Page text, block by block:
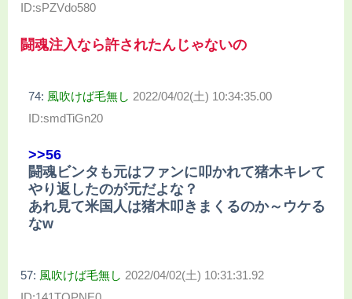
ID:sPZVdo580
闘魂注入なら許されたんじゃないの
74: 風吹けば毛無し 2022/04/02(土) 10:34:35.00
ID:smdTiGn20
>>56
闘魂ビンタも元はファンに叩かれて猪木キレて
やり返したのが元だよな？
あれ見て米国人は猪木叩きまくるのか～ウケる
なw
57: 風吹けば毛無し 2022/04/02(土) 10:31:31.92